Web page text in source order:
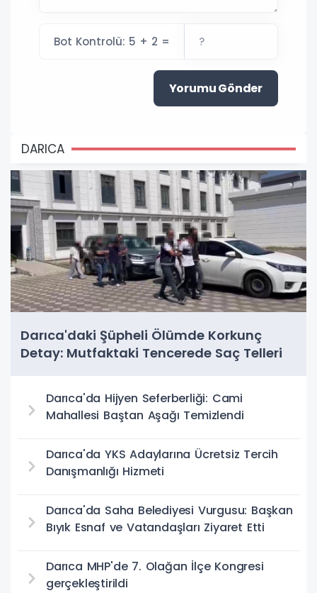
Bot Kontrolü: 5 + 2 =
Yorumu Gönder
DARICA
Darıca'daki Şüpheli Ölümde Korkunç
Detay: Mutfaktaki Tencerede Saç Telleri
Darıca'da Hijyen Seferberliği: Cami
Mahallesi Baştan Aşağı Temizlendi
Darıca'da YKS Adaylarına Ücretsiz Tercih
Danışmanlığı Hizmeti
Darıca'da Saha Belediyesi Vurgusu: Başkan
Bıyık Esnaf ve Vatandaşları Ziyaret Etti
Darıca MHP'de 7. Olağan İlçe Kongresi
gerçekleştirildi